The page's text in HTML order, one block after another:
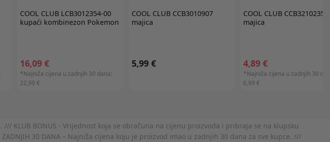
COOL CLUBLCB3012354-00
kupaći kombinezon Pokemon
16,09 €
*Najniža cijena u zadnjih 30 dana:
22,99 €
COOL CLUBCCB3010907
majica
5,99 €
COOL CLUB CCB3210235
majica
4,89 €
*Najniža cijena u zadnjih 30
6,99 €
KLUB BONUS - Vrijednost koja se obračuna na cijenu proizvoda i pribraja se na klupsku
30 DANA – Najniža cijena koju je proizvod imao u zadnjih 30 dana za sve kupce. ///